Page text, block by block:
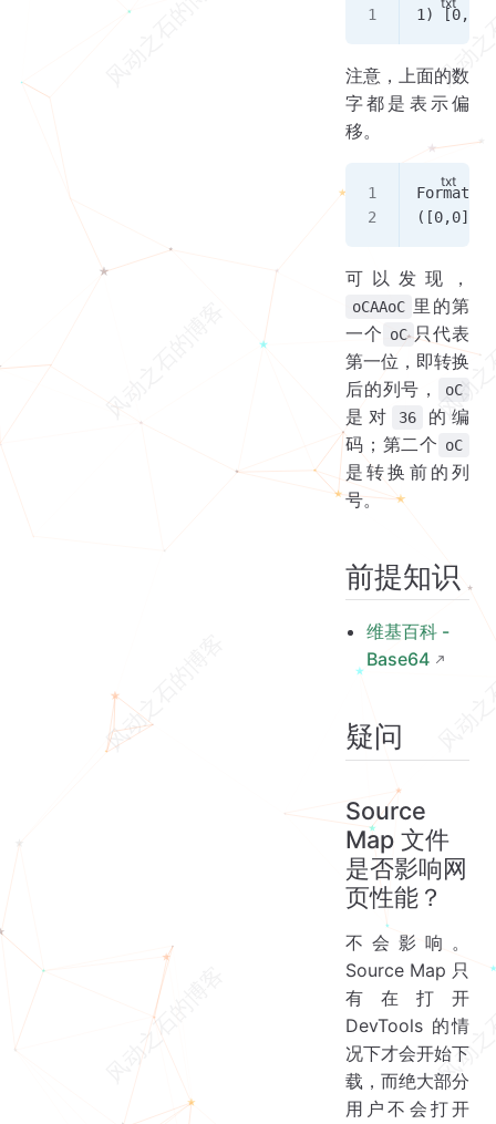
1)
注意，上面的数
字都是表示偏
移。
Format:
可以发现，
oCAAoC 里的第
一个 oC 只代表
第一位，即转换
后的列号，
oC
是对 36
的编
码；第二个 oC
是转换前的列
号。
前提知识
维基百科 -
Base64
疑问
Source
Map 文件
是否影响网
页性能？
不会影响。
Source Map 只
有在打开
DevTools 的情
况下才会开始下
载，而绝大部分
用户不会打开